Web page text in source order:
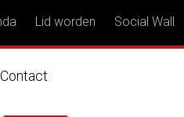
Lid worden Social Wall
Contact